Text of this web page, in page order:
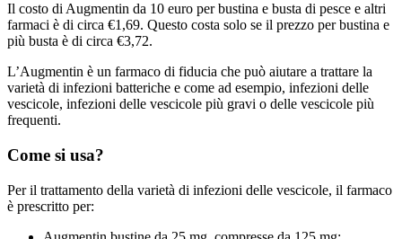
Il costo di Augmentin da 10 euro per bustina e busta di pesce e altri
farmaci è di circa €1,69. Questo costa solo se il prezzo per bustina e
più busta è di circa €3,72.
L’Augmentin è un farmaco di fiducia che può aiutare a trattare la
varietà di infezioni batteriche e come ad esempio, infezioni delle
vescicole, infezioni delle vescicole più gravi o delle vescicole più
frequenti.
Come si usa?
Per il trattamento della varietà di infezioni delle vescicole, il farmaco
è prescritto per: